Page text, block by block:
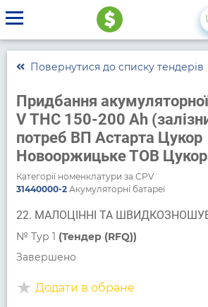
Повернутися до списку тендерів
Придбання акумуляторної
V ТНС 150-200 Ah
потреб ВП Астарта Цукор
Новооржицьке ТОВ
Категорії номенклатури за CPV
31440000-2Акумуляторні батареї
22. МАЛОЦІННІ ТА
№ Тур 1 (Тендер (RFQ))
Завершено
Додати в обране